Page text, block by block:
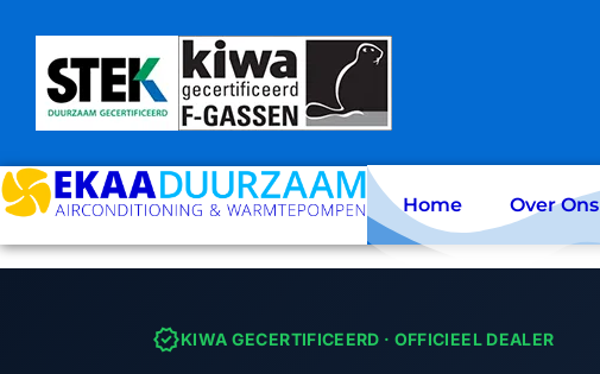
content
Home Over Ons
verifiedKIWA GECERTIFICEERD · OFFICIEEL DEALER